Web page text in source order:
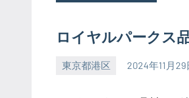
ロイヤルパークス
東京都港区 2024年11月29
SEZIMO